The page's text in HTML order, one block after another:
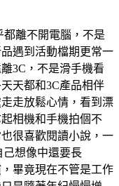
離不開電腦，不是
遇到活動檔期更常一
3C，不是滑手機看
天都和3C產品相伴
走放鬆心情，看到漂
相機和手機拍個不
很喜歡閱讀小說，一
己想像中還要長
畢竟現在不管是工作